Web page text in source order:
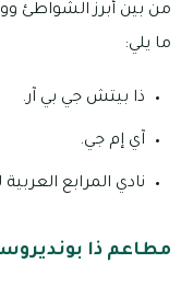
من بين أبرز الشواطئ
ما يلي:
ذا بيتش جي بي آر.
آي إم جي.
نادي المرابع
مطاعم ذا